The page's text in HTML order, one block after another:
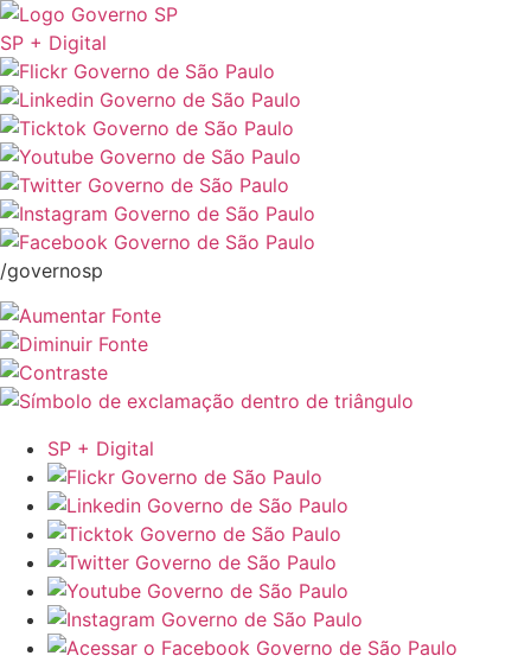
SP + Digital
/governosp
SP + Digital